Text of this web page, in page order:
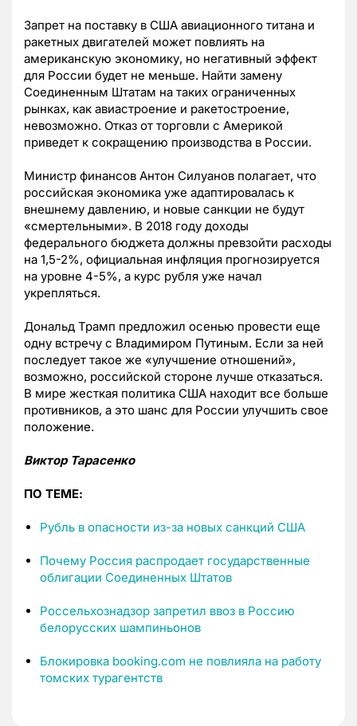
Запрет на поставку в США авиационного титана и
ракетных двигателей может повлиять на
американскую экономику, но негативный эффект
для России будет не меньше. Найти замену
Соединенным Штатам на таких ограниченных
рынках, как авиастроение и ракетостроение,
невозможно. Отказ от торговли с Америкой
приведет к сокращению производства в России.
Министр финансов Антон Силуанов полагает, что
российская экономика уже адаптировалась к
внешнему давлению, и новые санкции не будут
«смертельными». В 2018 году доходы
федерального бюджета должны превзойти расходы
на 1,5-2%, официальная инфляция прогнозируется
на уровне 4-5%, а курс рубля уже начал
укрепляться.
Дональд Трамп предложил осенью провести еще
одну встречу с Владимиром Путиным. Если за ней
последует такое же «улучшение отношений»,
возможно, российской стороне лучше отказаться.
В мире жесткая политика США находит все больше
противников, а это шанс для России улучшить свое
положение.
Виктор Тарасенко
ПО ТЕМЕ:
Рубль в опасности из-за новых санкций США
Почему Россия распродает государственные
облигации Соединенных Штатов
Россельхознадзор запретил ввоз в Россию
белорусских шампиньонов
Блокировка booking.com не повлияла на работу
томских турагентств